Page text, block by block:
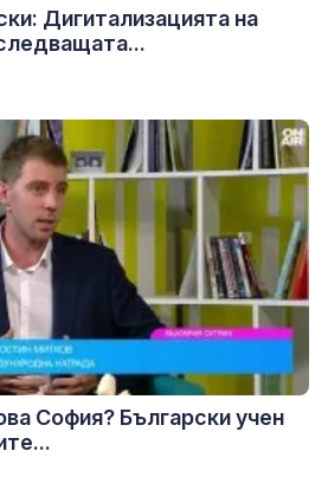
Дигитализацията на
София? Български учен